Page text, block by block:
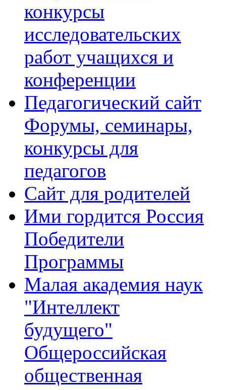
конкурсы
исследовательских
работ учащихся и
конференции
Педагогический сайт
Форумы, семинары,
конкурсы для
педагогов
Сайт для родителей
Ими гордится Россия
Победители
Программы
Малая академия наук
"Интеллект
будущего"
Общероссийская
общественная